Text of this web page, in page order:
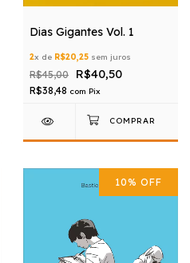
Dias Gigantes Vol. 1
2x de R$20,25 sem juros
R$45,00 R$40,50
R$38,48 com Pix
10% OFF